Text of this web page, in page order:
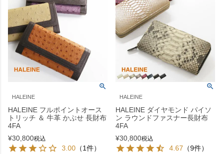
HALEINE
HALEINE フルポイントオース
トリッチ ＆ 牛革 かぶせ 長財布
4FA
¥30,800税込
3.00 （1件）
HALEINE
HALEINE ダイヤモンド パイソ
ン ラウンドファスナー長財布
4FA
¥30,800税込
4.67 （9件）